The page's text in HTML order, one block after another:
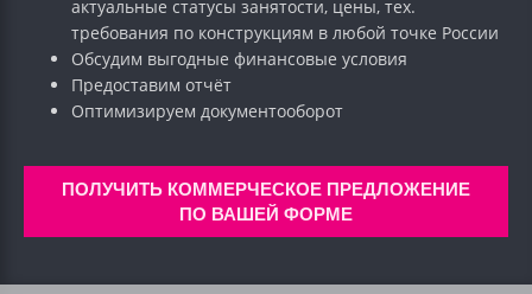
актуальные статусы занятости, цены, тех.
требования по конструкциям в любой точке России
Обсудим выгодные финансовые условия
Предоставим отчёт
Оптимизируем документооборот
ПОЛУЧИТЬ КОММЕРЧЕСКОЕ ПРЕДЛОЖЕНИЕ
ПО ВАШЕЙ ФОРМЕ